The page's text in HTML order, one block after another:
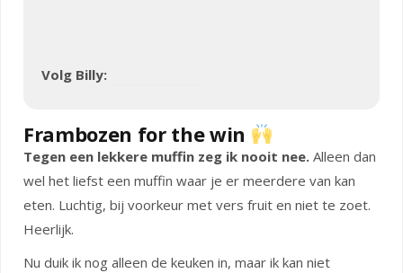
Volg Billy:
Frambozen for the win
Tegen een lekkere muffin zeg ik nooit nee. Alleen dan
wel het liefst een muffin waar je er meerdere van kan
eten. Luchtig, bij voorkeur met vers fruit en niet te zoet.
Heerlijk.
Nu duik ik nog alleen de keuken in, maar ik kan niet